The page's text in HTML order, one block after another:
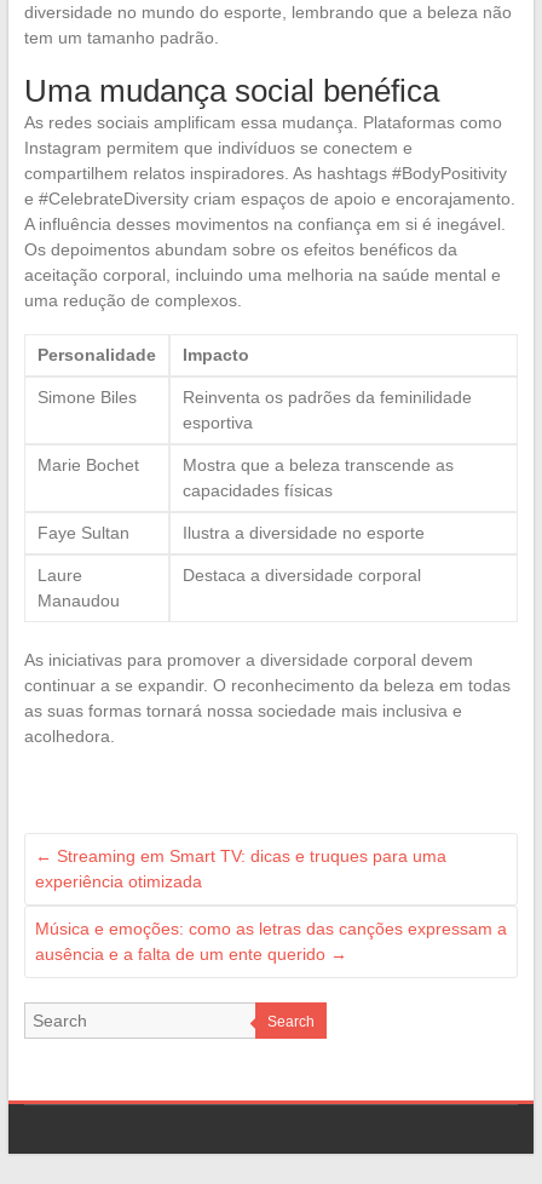
diversidade no mundo do esporte, lembrando que a beleza não
tem um tamanho padrão.
Uma mudança social benéfica
As redes sociais amplificam essa mudança. Plataformas como
Instagram permitem que indivíduos se conectem e
compartilhem relatos inspiradores. As hashtags #BodyPositivity
e #CelebrateDiversity criam espaços de apoio e encorajamento.
A influência desses movimentos na confiança em si é inegável.
Os depoimentos abundam sobre os efeitos benéficos da
aceitação corporal, incluindo uma melhoria na saúde mental e
uma redução de complexos.
Personalidade Impacto
Simone Biles
Reinventa os padrões da feminilidade
esportiva
Marie Bochet
Mostra que a beleza transcende as
capacidades físicas
Faye Sultan Ilustra a diversidade no esporte
Laure
Manaudou
Destaca a diversidade corporal
As iniciativas para promover a diversidade corporal devem
continuar a se expandir. O reconhecimento da beleza em todas
as suas formas tornará nossa sociedade mais inclusiva e
acolhedora.
← Streaming em Smart TV: dicas e truques para uma
experiência otimizada
Música e emoções: como as letras das canções expressam a
ausência e a falta de um ente querido →
Search